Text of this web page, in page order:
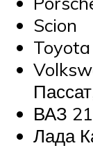
Scion
Toyota
ВАЗ
Лада